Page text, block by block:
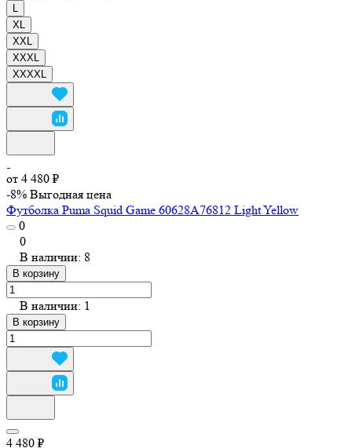
XL
XXL
XXXL
XXXXL
от 4 480 ₽
-8% Выгодная цена
Футболка Puma Squid Game 60628A76812 Light Yellow
0
0
В наличии: 8
В корзину
В наличии: 1
В корзину
4 480 ₽